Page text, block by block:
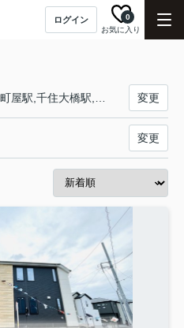
ログイン
お気に入り
0
変更
変更